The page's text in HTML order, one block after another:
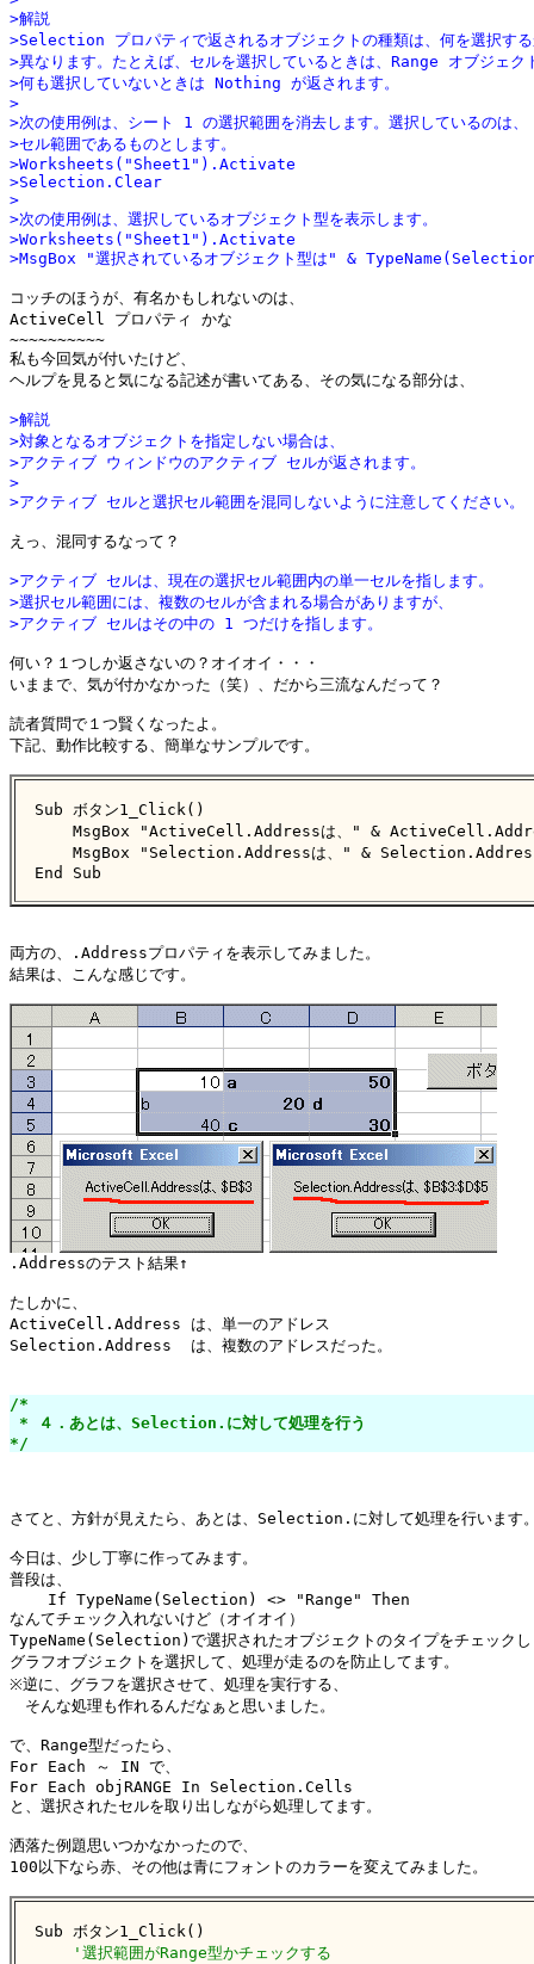
>解説
>Selection プロパティで返されるオブジェクトの種類は、何を選択する
>異なります。たとえば、セルを選択しているときは、Range オブジェク
>何も選択していないときは Nothing が返されます。
>
>次の使用例は、シート 1 の選択範囲を消去します。選択しているのは、
>セル範囲であるものとします。
>Worksheets("Sheet1").Activate
>Selection.Clear
>
>次の使用例は、選択しているオブジェクト型を表示します。
>Worksheets("Sheet1").Activate
>MsgBox "選択されているオブジェクト型は" &
コッチのほうが、有名かもしれないのは、
ActiveCell プロパティ かな
~~~~~~~~~~
私も今回気が付いたけど、
ヘルプを見ると気になる記述が書いてある、その気になる部分は、
>解説
>対象となるオブジェクトを指定しない場合は、
>アクティブ ウィンドウのアクティブ セルが返されます。
>
>アクティブ セルと選択セル範囲を混同しないように注意してください。
えっ、混同するなって？
>アクティブ セルは、現在の選択セル範囲内の単一セルを指します。
>選択セル範囲には、複数のセルが含まれる場合がありますが、
>アクティブ セルはその中の 1 つだけを指します。
何い？１つしか返さないの？オイオイ・・・
いままで、気が付かなかった（笑）、だから三流なんだって？
読者質問で１つ賢くなったよ。
下記、動作比較する、簡単なサンプルです。
Sub ボタン1_Click()
MsgBox "ActiveCell.Addressは、" &
MsgBox "Selection.Addressは、" &
End Sub
両方の、.Addressプロパティを表示してみました。
結果は、こんな感じです。
たしかに、
ActiveCell.Address は、単一のアドレス
Selection.Address  は、複数のアドレスだった。
/*
* ４．あとは、Selection.に対して処理を行う
*/
さてと、方針が見えたら、あとは、Selection.に対して処理を行います
今日は、少し丁寧に作ってみます。
普段は、
    If TypeName(Selection) <> "Range" Then
なんてチェック入れないけど（オイオイ）
TypeName(Selection)で選択されたオブジェクトのタイプをチェックし
グラフオブジェクトを選択して、処理が走るのを防止してます。
※逆に、グラフを選択させて、処理を実行する、
そんな処理も作れるんだなぁと思いました。
で、Range型だったら、
For Each ～ IN で、
For Each objRANGE In Selection.Cells
と、選択されたセルを取り出しながら処理してます。
洒落た例題思いつかなかったので、
100以下なら赤、その他は青にフォントのカラーを変えてみました。
Sub ボタン1_Click()
'選択範囲がRange型かチェックする